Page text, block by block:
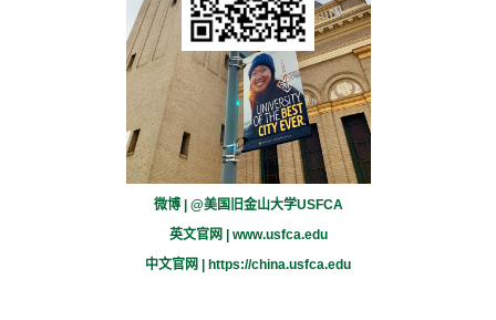
微博 | @美国旧金山大学USFCA
英文官网 | www.usfca.edu
中文官网 | https://china.usfca.edu